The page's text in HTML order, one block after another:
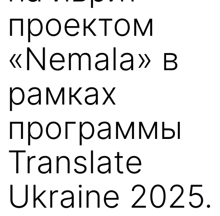
проектом
«Nemala» в
рамках
программы
Translate
Ukraine 2025.